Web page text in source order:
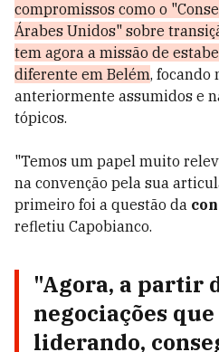
compromissos como o
Árabes Unidos" sobre
tem agora a missão de
diferente em Belém, focando
anteriormente assumidos e
tópicos.
"Temos um papel muito
na convenção pela sua
primeiro foi a questão da
refletiu Capobianco.
"Agora, a partir
negociações
liderando,